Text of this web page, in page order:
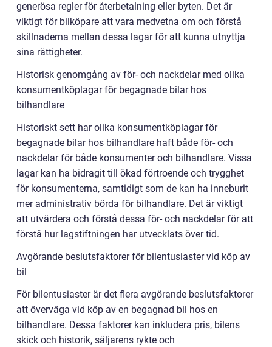
generösa regler för återbetalning eller byten. Det är
viktigt för bilköpare att vara medvetna om och förstå
skillnaderna mellan dessa lagar för att kunna utnyttja
sina rättigheter.
Historisk genomgång av för- och nackdelar med olika
konsumentköplagar för begagnade bilar hos
bilhandlare
Historiskt sett har olika konsumentköplagar för
begagnade bilar hos bilhandlare haft både för- och
nackdelar för både konsumenter och bilhandlare. Vissa
lagar kan ha bidragit till ökad förtroende och trygghet
för konsumenterna, samtidigt som de kan ha inneburit
mer administrativ börda för bilhandlare. Det är viktigt
att utvärdera och förstå dessa för- och nackdelar för att
förstå hur lagstiftningen har utvecklats över tid.
Avgörande beslutsfaktorer för bilentusiaster vid köp av
bil
För bilentusiaster är det flera avgörande beslutsfaktorer
att överväga vid köp av en begagnad bil hos en
bilhandlare. Dessa faktorer kan inkludera pris, bilens
skick och historik, säljarens rykte och